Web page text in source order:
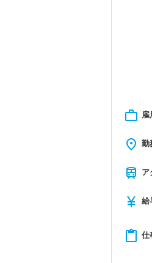
・資
＜募
・事
・組
・将
＜先
A. さ
A. 上
・税務
・キ
・顧客
・資産
work_outline 雇
place 勤
train ア
currency_yen 給
content_paste 仕